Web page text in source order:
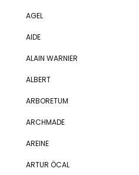
AGEL
AIDE
ALAIN WARNIER
ALBERT
ARBORETUM
ARCHMADE
AREINE
ARTUR ÖCAL